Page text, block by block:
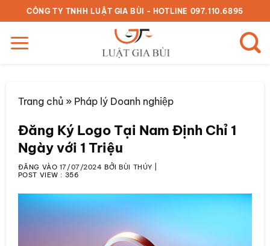
qua
nội
dung
CÔNG TY TNHH LUẬT GIA BÙI - HOTLINE 097.110.6895
Trang chủ» Pháp lý Doanh nghiệp
Đăng Ký Logo Tại Nam Định Chỉ 1
Ngày với 1 Triệu
ĐĂNG VÀO 17/07/2024 BỞIBÙI THÚY
POST VIEW : 356